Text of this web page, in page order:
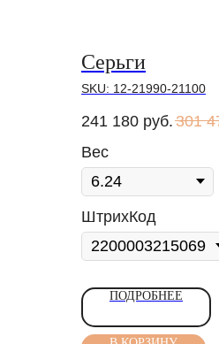
Серьги
SKU: 12-21990-21100
241 180 руб. 301
Вес
ШтрихКод
ПОДРОБНЕЕ